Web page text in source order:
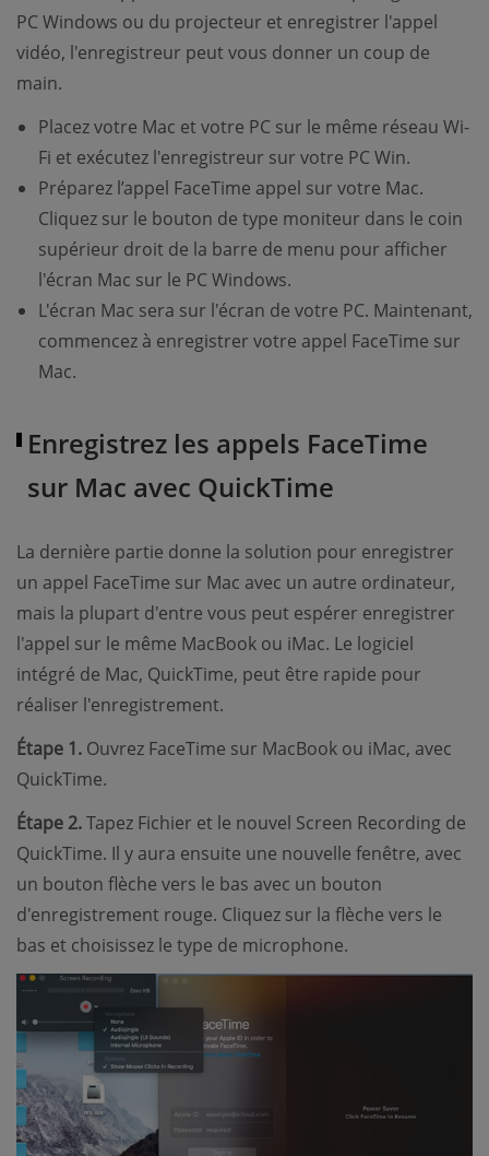
PC Windows ou du projecteur et enregistrer l'appel
vidéo, l'enregistreur peut vous donner un coup de
main.
Placez votre Mac et votre PC sur le même réseau Wi-
Fi et exécutez l'enregistreur sur votre PC Win.
Préparez l’appel FaceTime appel sur votre Mac.
Cliquez sur le bouton de type moniteur dans le coin
supérieur droit de la barre de menu pour afficher
l'écran Mac sur le PC Windows.
L'écran Mac sera sur l'écran de votre PC. Maintenant,
commencez à enregistrer votre appel FaceTime sur
Mac.
Enregistrez les appels FaceTime
sur Mac avec QuickTime
La dernière partie donne la solution pour enregistrer
un appel FaceTime sur Mac avec un autre ordinateur,
mais la plupart d'entre vous peut espérer enregistrer
l'appel sur le même MacBook ou iMac. Le logiciel
intégré de Mac, QuickTime, peut être rapide pour
réaliser l'enregistrement.
Étape 1. Ouvrez FaceTime sur MacBook ou iMac, avec
QuickTime.
Étape 2.Tapez Fichier et le nouvel Screen Recording de
QuickTime. Il y aura ensuite une nouvelle fenêtre, avec
un bouton flèche vers le bas avec un bouton
d'enregistrement rouge. Cliquez sur la flèche vers le
bas et choisissez le type de microphone.